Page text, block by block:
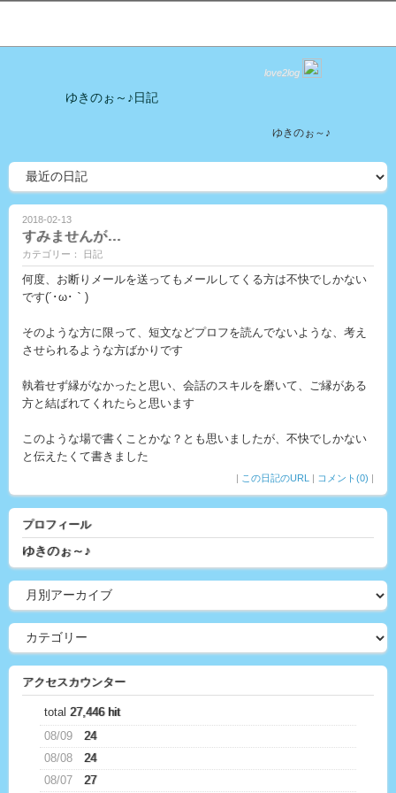
love2log
ゆきのぉ～♪日記
ゆきのぉ～♪
2018-02-13
すみませんが…
カテゴリー： 日記
何度、お断りメールを送ってもメールしてくる方は不快でしかない
です(´･ω･｀)
そのような方に限って、短文などプロフを読んでないような、考え
させられるような方ばかりです
執着せず縁がなかったと思い、会話のスキルを磨いて、ご縁がある
方と結ばれてくれたらと思います
このような場で書くことかな？とも思いましたが、不快でしかない
と伝えたくて書きました
| この日記のURL | コメント(0) |
プロフィール
ゆきのぉ～♪
アクセスカウンター
total 27,446 hit
08/09
24
08/08
24
08/07
27